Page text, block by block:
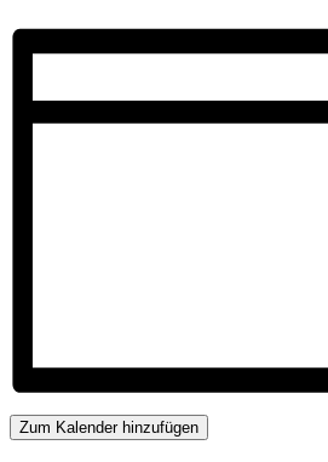
Zum Kalender hinzufügen